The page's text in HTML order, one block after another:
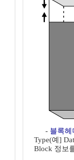
- 블록헤
Type(예]
Block 정보